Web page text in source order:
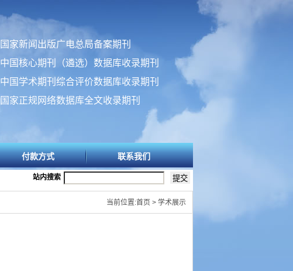
国家新闻出版广电总局备案期刊
中国核心期刊（遴选）数据库收录期刊
中国学术期刊综合评价数据库收录期刊
国家正规网络数据库全文收录期刊
付款方式 联系我们
站内搜索
当前位置:首页 > 学术展示